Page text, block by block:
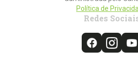
Política de
Redes